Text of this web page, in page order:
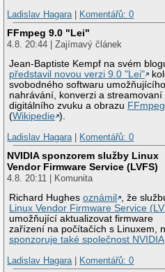
Ladislav Hagara| Komentářů: 0
FFmpeg 9.0 "Lei"
4.8. 20:44 | Zajímavý článek
Jean-Baptiste Kempf na svém
představil novou verzi 9.0 "Lei"
svobodného softwaru umožňujícího
nahrávání, konverzi a streamovaní
digitálního zvuku a obrazu FFmpeg
(Wikipedie ).
Ladislav Hagara| Komentářů: 0
NVIDIA sponzorem služby Linux
Vendor Firmware Service (LVFS)
4.8. 20:11 | Komunita
Richard Hughesoznámil
, že
Linux Vendor Firmware Service
umožňující aktualizovat firmware
zařízení na počítačích s Linuxem,
sponzoruje také společnost NVIDIA
Ladislav Hagara| Komentářů: 0